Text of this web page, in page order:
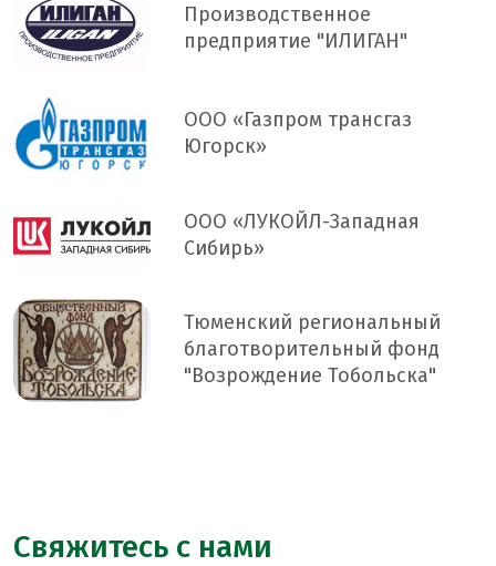
Производственное
предприятие "ИЛИГАН"
ООО «Газпром трансгаз
Югорск»
ООО «ЛУКОЙЛ-Западная
Сибирь»
Тюменский региональный
благотворительный фонд
"Возрождение Тобольска"
Свяжитесь с нами